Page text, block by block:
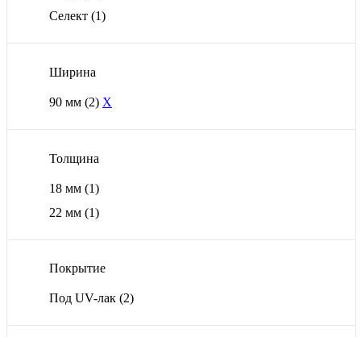
Селект (1)
Ширина
90 мм (2) X
Толщина
18 мм (1)
22 мм (1)
Покрытие
Под UV-лак (2)